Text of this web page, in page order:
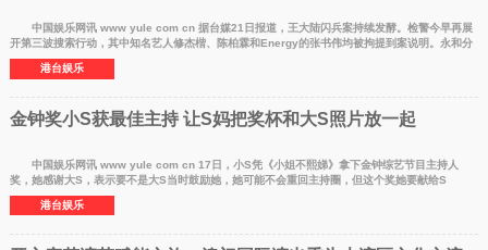
中国娱乐网讯 www yule com cn 据台媒21日报道，王大陆闪兵案持续发酵。检警今早再展
开第三波搜索行动，其中知名艺人修杰楷、陈柏霖和Energy的张书伟均被拘提到案说明。永和分
局在今天上午
港台娱乐
金钟奖小S获最佳主持 让S妈把奖杯和大S照片放一起
中国娱乐网讯 www yule com cn 17日，小S凭《小姐不熙娣》拿下金钟综艺节目主持人
奖，她感谢大S，表示要不是大S当时鼓励她，她可能不会重回主持圈，但这个奖她要献给S
妈。 获奖之后，小S
港台娱乐